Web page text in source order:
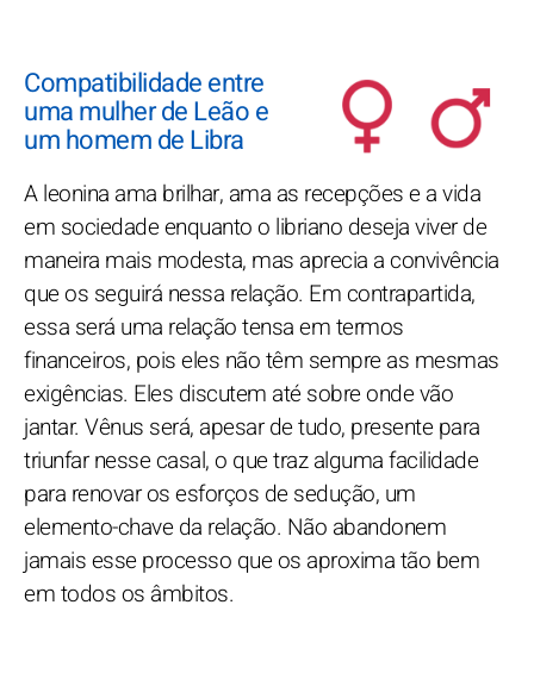
Compatibilidade entre
uma mulher de Leão e
um homem de Libra
A leonina ama brilhar, ama as recepções e a vida
em sociedade enquanto o libriano deseja viver de
maneira mais modesta, mas aprecia a convivência
que os seguirá nessa relação. Em contrapartida,
essa será uma relação tensa em termos
financeiros, pois eles não têm sempre as mesmas
exigências. Eles discutem até sobre onde vão
jantar. Vênus será, apesar de tudo, presente para
triunfar nesse casal, o que traz alguma facilidade
para renovar os esforços de sedução, um
elemento-chave da relação. Não abandonem
jamais esse processo que os aproxima tão bem
em todos os âmbitos.